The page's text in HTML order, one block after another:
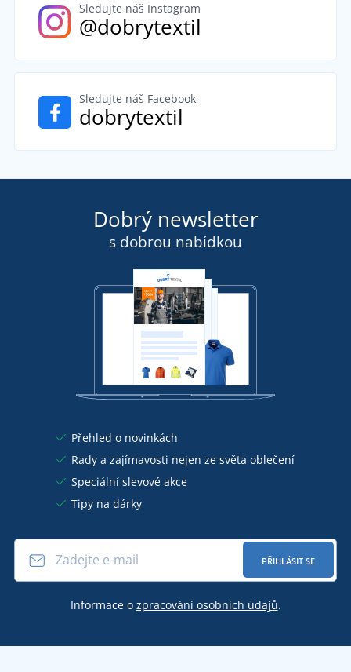
Sledujte náš Instagram
@dobrytextil
Sledujte náš Facebook
dobrytextil
Dobrý newsletter
s dobrou nabídkou
Přehled o novinkách
Rady a zajímavosti nejen ze světa oblečení
Speciální slevové akce
Tipy na dárky
PŘIHLÁSIT SE
Informace o zpracování osobních údajů.